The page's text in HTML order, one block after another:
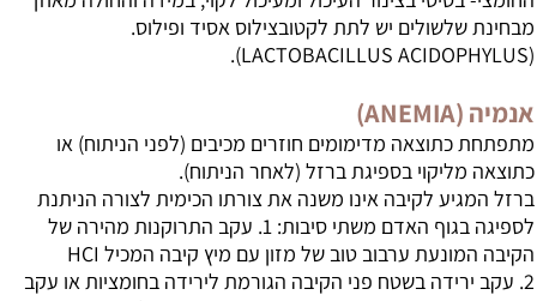
מבחינת שלשולים יש לתת לקטובצילוס אסיד ופילוס.
(LACTOBACILLUS ACIDOPHYLUS).
אנמיה (ANEMIA)
מתפתחת כתוצאה מדימומים חוזרים מכיבים (לפני הניתוח) או
כתוצאה מליקוי בספיגת ברזל (לאחר הניתוח).
ברזל המגיע לקיבה אינו משנה את צורתו הכימית לצורה הניתנת
לספיגה בגוף האדם משתי סיבות: 1. עקב התרוקנות מהירה של
הקיבה המונעת ערבוב טוב של מזון עם מיץ קיבה המכיל HCI
2. עקב ירידה בשטח פני הקיבה הגורמת לירידה בחומציות או עקב